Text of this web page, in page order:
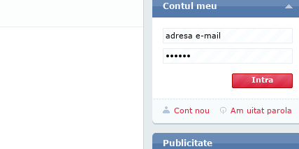
Contul meu
Cont nou Am uitat parola
Publicitate